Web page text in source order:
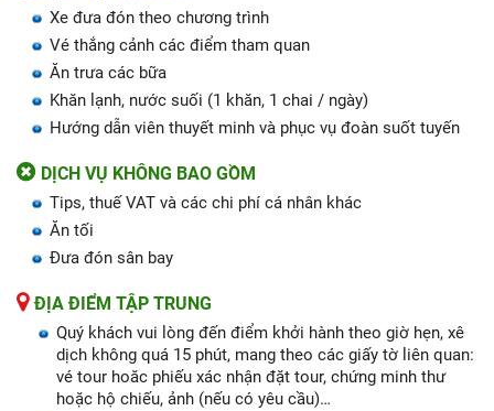
Xe đưa đón theo chương trình
Vé thắng cảnh các điểm tham quan
Ăn trưa các bữa
Khăn lạnh, nước suối (1 khăn, 1 chai / ngày)
Hướng dẫn viên thuyết minh và phục vụ đoàn suốt tuyến
DỊCH VỤ KHÔNG BAO GỒM
Tips, thuế VAT và các chi phí cá nhân khác
Ăn tối
Đưa đón sân bay
ĐỊA ĐIỂM TẬP TRUNG
Quý khách vui lòng đến điểm khởi hành theo giờ hẹn, xê
dịch không quá 15 phút, mang theo các giấy tờ liên quan:
vé tour hoăc phiếu xác nhận đặt tour, chứng minh thư
hoặc hộ chiếu, ảnh (nếu có yêu cầu)…